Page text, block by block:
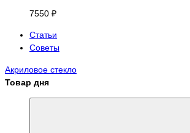
7550 ₽
Статьи
Советы
Акриловое стекло
Товар дня